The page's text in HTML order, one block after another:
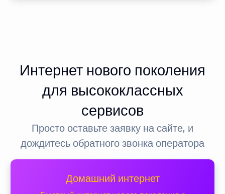
Интернет нового поколения
для высококлассных
сервисов
Просто оставьте заявку на сайте, и
дождитесь обратного звонка оператора
Домашний интернет